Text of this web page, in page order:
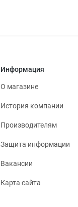
Информация
О магазине
История компании
Производителям
Защита информации
Вакансии
Карта сайта